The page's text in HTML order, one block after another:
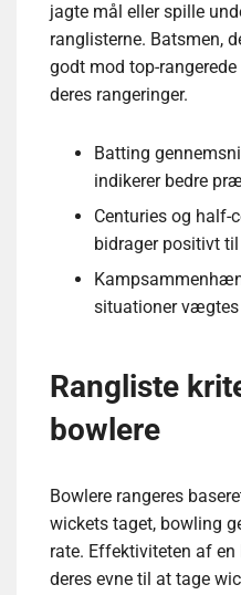
jagte mål eller spille
ranglisterne. Batsmen,
godt mod top-
deres rangeringer.
Batting
indikerer bedre
Centuries og half-
bidrager positivt
situationer
Rangliste
bowlere
Bowlere rangeres
wickets taget, bowling
rate. Effektiviteten af en
deres evne til at tage